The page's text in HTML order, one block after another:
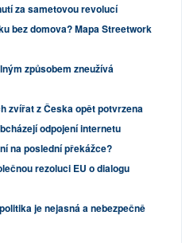
za sametovou revolucí
bez domova? Mapa Streetwork
způsobem zneužívá
zvířat z Česka opět potvrzena
odpojení internetu
na poslední překážce?
rezoluci EU o dialogu
je nejasná a nebezpečně